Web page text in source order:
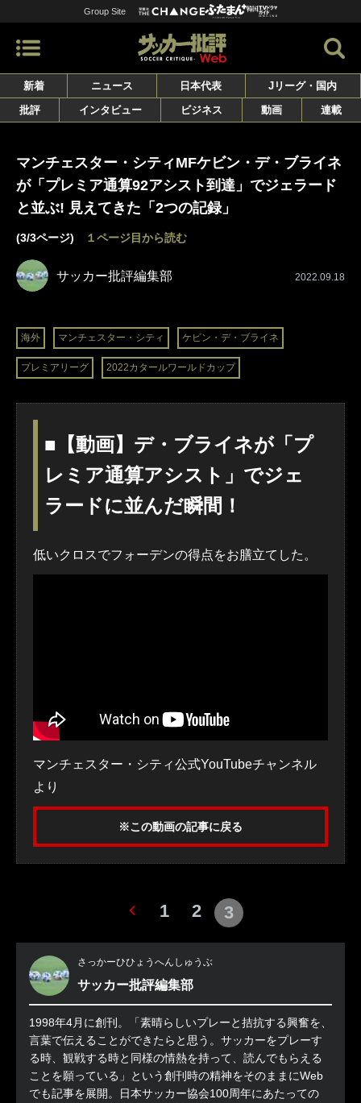
Group Site
新着 ニュース 日本代表
Jリーグ・国内
批評
インタビュー ビジネス 動画 連載
マンチェスター・シティMFケビン・デ・ブライネ
が「プレミア通算92アシスト到達」でジェラード
と並ぶ! 見えてきた「2つの記録」
(3/3ページ) １ページ目から読む
サッカー批評編集部 2022.09.18
海外 マンチェスター・シティ ケビン・デ・ブライネ
プレミアリーグ 2022カタールワールドカップ
■【動画】デ・ブライネが「プ
レミア通算アシスト」でジェ
ラードに並んだ瞬間！
低いクロスでフォーデンの得点をお膳立てした。
マンチェスター・シティ公式YouTubeチャンネル
より
※この動画の記事に戻る
1 2 3
さっかーひひょうへんしゅうぶ
サッカー批評編集部
1998年4月に創刊。「素晴らしいプレーと拮抗する興奮を、
言葉で伝えることができたらと思う。サッカーをプレーす
る時、観戦する時と同様の情熱を持って、読んでもらえる
ことを願っている」という創刊時の精神をそのままにWeb
でも記事を展開。日本サッカー協会100周年にあたっての